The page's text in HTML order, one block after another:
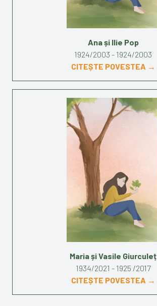
Ana și Ilie Pop
1924/2003 - 1924/2003
CITEȘTE POVESTEA →
Maria și Vasile Giurculeț
1934/2021 - 1925 /2017
CITEȘTE POVESTEA →